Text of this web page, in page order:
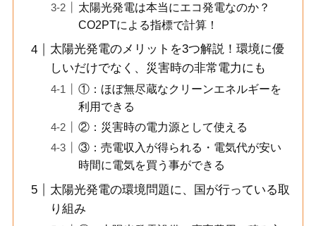
太陽光発電は本当にエコ発電なのか？
CO2PTによる指標で計算！
太陽光発電のメリットを3つ解説！環境に優
しいだけでなく、災害時の非常電力にも
①：ほぼ無尽蔵なクリーンエネルギーを
利用できる
②：災害時の電力源として使える
③：売電収入が得られる・電気代が安い
時間に電気を買う事ができる
太陽光発電の環境問題に、国が行っている取
り組み